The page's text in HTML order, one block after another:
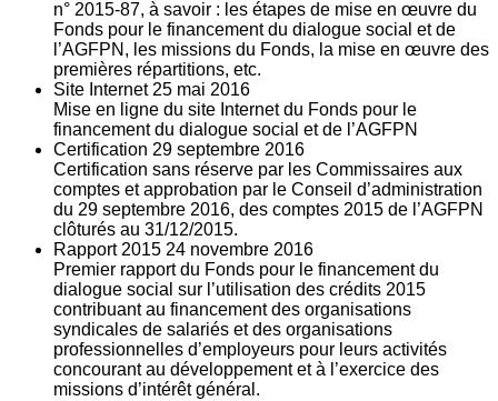
n° 2015-87, à savoir : les étapes de mise en œuvre du
Fonds pour le financement du dialogue social et de
l’AGFPN, les missions du Fonds, la mise en œuvre des
premières répartitions, etc.
Site Internet 25 mai 2016
Mise en ligne du site Internet du Fonds pour le
financement du dialogue social et de l’AGFPN
Certification 29 septembre 2016
Certification sans réserve par les Commissaires aux
comptes et approbation par le Conseil d’administration
du 29 septembre 2016, des comptes 2015 de l’AGFPN
clôturés au 31/12/2015.
Rapport 2015 24 novembre 2016
Premier rapport du Fonds pour le financement du
dialogue social sur l’utilisation des crédits 2015
contribuant au financement des organisations
syndicales de salariés et des organisations
professionnelles d’employeurs pour leurs activités
concourant au développement et à l’exercice des
missions d’intérêt général.